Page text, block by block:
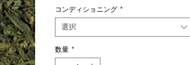
す、その特徴的な野菜の風味に加え
て、それは興味深い治療上の美徳を持
っていると認識されているためです。
煎茶は朝食の温かい飲み物として、ま
たは十分に軽くすれば一日中使用でき
コンディショニング *
選択
数量 *